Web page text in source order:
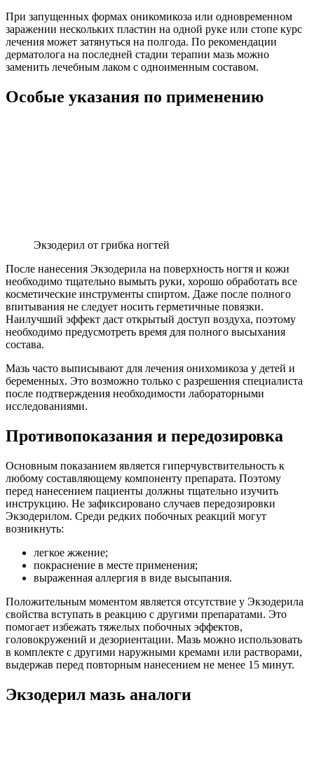
При запущенных формах оникомикоза или одновременном
заражении нескольких пластин на одной руке или стопе курс
лечения может затянуться на полгода. По рекомендации
дерматолога на последней стадии терапии мазь можно
заменить лечебным лаком с одноименным составом.
Особые указания по применению
Экзодерил от грибка ногтей
После нанесения Экзодерила на поверхность ногтя и кожи
необходимо тщательно вымыть руки, хорошо обработать все
косметические инструменты спиртом. Даже после полного
впитывания не следует носить герметичные повязки.
Наилучший эффект даст открытый доступ воздуха, поэтому
необходимо предусмотреть время для полного высыхания
состава.
Мазь часто выписывают для лечения онихомикоза у детей и
беременных. Это возможно только с разрешения специалиста
после подтверждения необходимости лабораторными
исследованиями.
Противопоказания и передозировка
Основным показанием является гиперчувствительность к
любому составляющему компоненту препарата. Поэтому
перед нанесением пациенты должны тщательно изучить
инструкцию. Не зафиксировано случаев передозировки
Экзодерилом. Среди редких побочных реакций могут
возникнуть:
легкое жжение;
покраснение в месте применения;
выраженная аллергия в виде высыпания.
Положительным моментом является отсутствие у Экзодерила
свойства вступать в реакцию с другими препаратами. Это
помогает избежать тяжелых побочных эффектов,
головокружений и дезориентации. Мазь можно использовать
в комплекте с другими наружными кремами или растворами,
выдержав перед повторным нанесением не менее 15 минут.
Экзодерил мазь аналоги